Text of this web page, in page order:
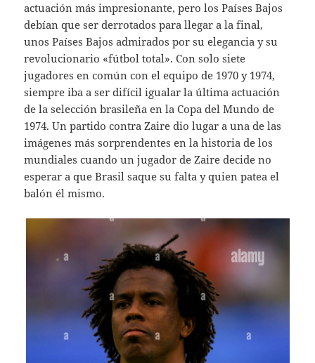
actuación más impresionante, pero los Países Bajos
debían que ser derrotados para llegar a la final,
unos Países Bajos admirados por su elegancia y su
revolucionario «fútbol total». Con solo siete
jugadores en común con el equipo de 1970 y 1974,
siempre iba a ser difícil igualar la última actuación
de la selección brasileña en la Copa del Mundo de
1974. Un partido contra Zaire dio lugar a una de las
imágenes más sorprendentes en la historia de los
mundiales cuando un jugador de Zaire decide no
esperar a que Brasil saque su falta y quien patea el
balón él mismo.